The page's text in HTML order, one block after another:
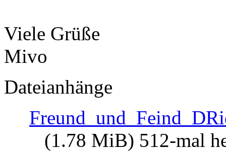
Viele Grüße
Mivo
Dateianhänge
(1.78 MiB) 512-mal